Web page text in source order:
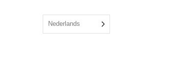
Nederlands